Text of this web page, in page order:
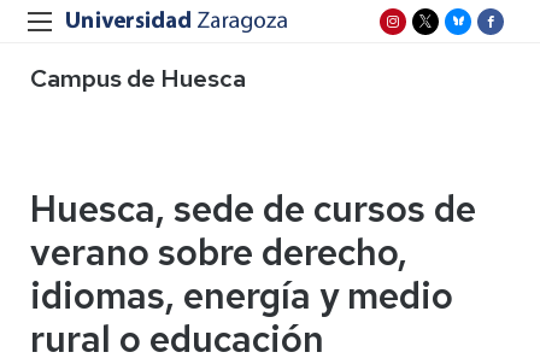
Campus de Huesca
Huesca, sede de cursos de
verano sobre derecho,
idiomas, energía y medio
rural o educación